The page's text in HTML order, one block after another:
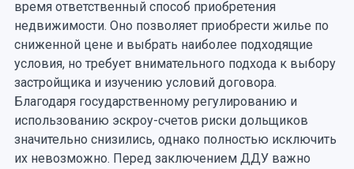
время ответственный способ приобретения
недвижимости. Оно позволяет приобрести жилье по
сниженной цене и выбрать наиболее подходящие
условия, но требует внимательного подхода к выбору
застройщика и изучению условий договора.
Благодаря государственному регулированию и
использованию эскроу-счетов риски дольщиков
значительно снизились, однако полностью исключить
их невозможно. Перед заключением ДДУ важно